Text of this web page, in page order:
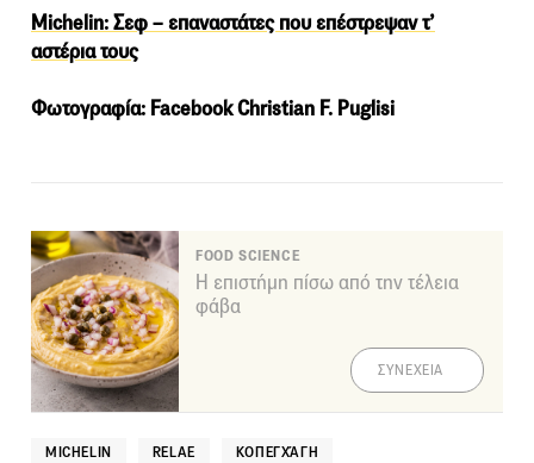
Michelin: Σεφ – επαναστάτες που επέστρεψαν τ’
αστέρια τους
Φωτογραφία: Facebook Christian F. Puglisi
FOOD SCIENCE
Η επιστήμη πίσω από την τέλεια
φάβα
ΣΥΝΕΧΕΙΑ
MICHELIN RELAE ΚΟΠΕΓΧΆΓΗ